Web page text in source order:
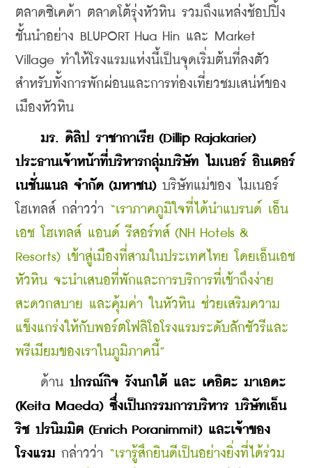
ตลาดซิเคด้า ตลาดโต้รุ่งหัวหิน รวมถึงแหล่งช้อปปิ้ง
ชั้นนำอย่าง BLUPORT Hua Hin และ Market
Village ทำให้โรงแรมแห่งนี้เป็นจุดเริ่มต้นที่ลงตัว
สำหรับทั้งการพักผ่อนและการท่องเที่ยวชมเสน่ห์ของ
เมืองหัวหิน
มร. ดิลิป ราชากาเรีย (Dillip Rajakarier)
ประธานเจ้าหน้าที่บริหารกลุ่มบริษัท ไมเนอร์ อินเตอร์
เนชั่นแนล จำกัด (มหาชน) บริษัทแม่ของ ไมเนอร์
โฮเทลส์ กล่าวว่า “เราภาคภูมิใจที่ได้นำแบรนด์ เอ็น
เอช โฮเทลส์ แอนด์ รีสอร์ทส์ (NH Hotels &
Resorts) เข้าสู่เมืองที่สามในประเทศไทย โดยเอ็นเอช
หัวหิน จะนำเสนอที่พักและการบริการที่เข้าถึงง่าย
สะดวกสบาย และคุ้มค่า ในหัวหิน ช่วยเสริมความ
แข็งแกร่งให้กับพอร์ตโฟลิโอโรงแรมระดับลักชัวรีและ
พรีเมียมของเราในภูมิภาคนี้”
ด้าน ปกรณ์กิจ รังนกใต้ และ เคอิตะ มาเอดะ
(Keita Maeda) ซึ่งเป็นกรรมการบริหาร บริษัทเอ็น
ริช ปรนิมมิต (Enrich Poranimmit) และเจ้าของ
โรงแรม กล่าวว่า “เรารู้สึกยินดีเป็นอย่างยิ่งที่ได้ร่วม